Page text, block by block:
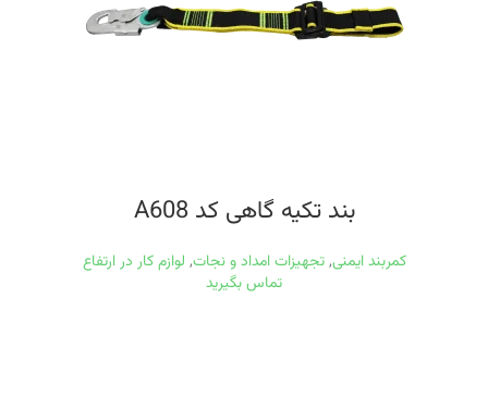
بند تکیه گاهی کد A608
کمربند ایمنی, تجهیزات امداد و نجات, لوازم کار در ارتفاع
تماس بگیرید